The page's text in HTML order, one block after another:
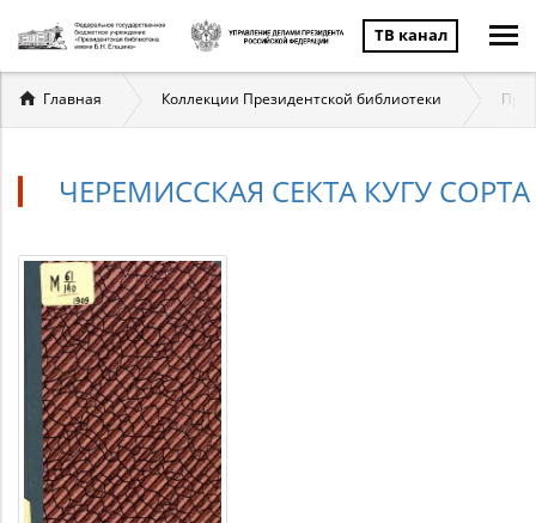
ТВ канал
Вы
здесь
Главная Коллекции Президентской библиотеки
ЧЕРЕМИССКАЯ СЕКТА КУГУ СОРТА